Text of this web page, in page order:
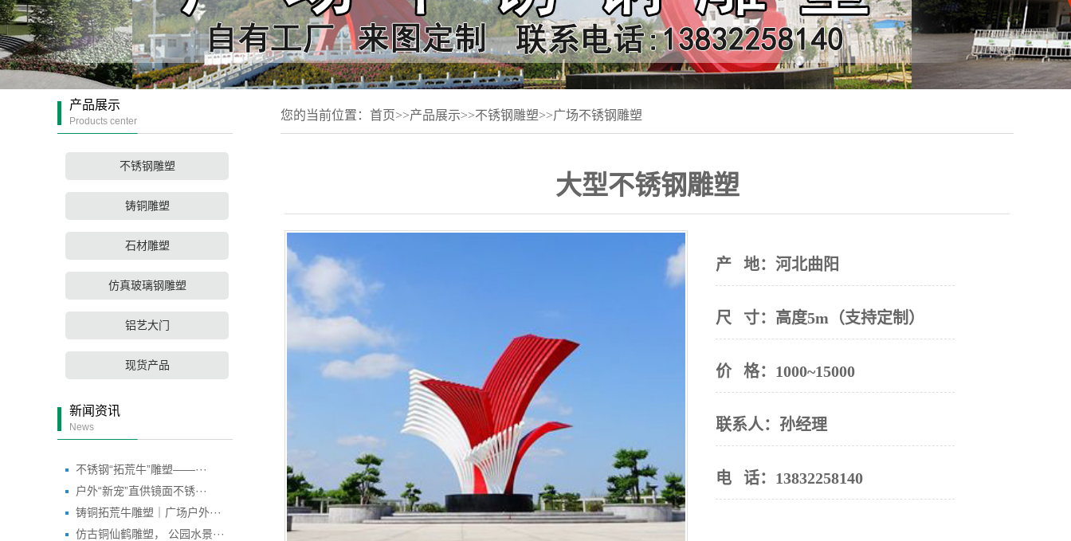
产品展示
Products center
不锈钢雕塑
铸铜雕塑
石材雕塑
仿真玻璃钢雕塑
铝艺大门
现货产品
新闻资讯
News
不锈钢“拓荒牛”雕塑——···
户外“新宠”直供镜面不锈···
铸铜拓荒牛雕塑｜广场户外···
仿古铜仙鹤雕塑， 公园水景···
您的当前位置： 首页>>产品展示>>不锈钢雕塑>>广场不锈钢雕塑
大型不锈钢雕塑
产 地： 河北曲阳
尺 寸： 高度5m（支持定制）
价 格： 1000~15000
联系人： 孙经理
电 话： 13832258140